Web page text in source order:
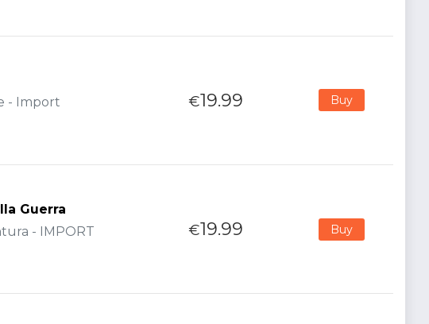
- Import
€19.99 Buy
Guerra
- IMPORT
€19.99 Buy